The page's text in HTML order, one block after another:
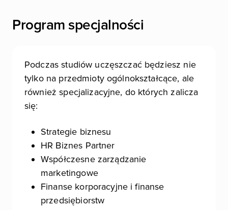
Program specjalności
Podczas studiów uczęszczać będziesz nie
tylko na przedmioty ogólnokształcące, ale
również specjalizacyjne, do których zalicza
się:
Strategie biznesu
HR Biznes Partner
Współczesne zarządzanie
marketingowe
Finanse korporacyjne i finanse
przedsiębiorstw